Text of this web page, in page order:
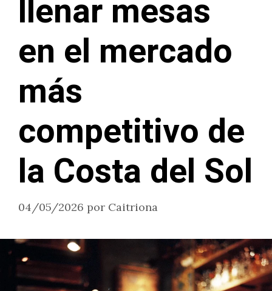
llenar mesas
en el mercado
más
competitivo de
la Costa del Sol
04/05/2026 por Caitriona